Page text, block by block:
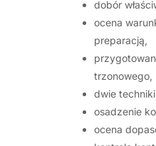
dobór
ocena
preparacją,
trzonowego,
dwie
osadzenie
ocena